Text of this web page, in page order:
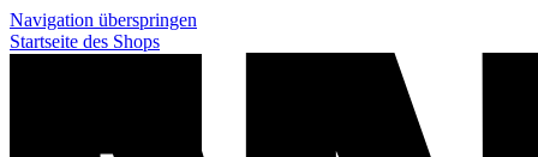
Navigation überspringen
Startseite des Shops